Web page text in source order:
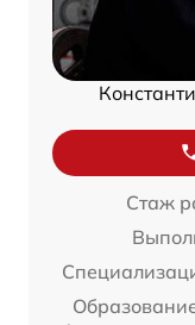
Стаж